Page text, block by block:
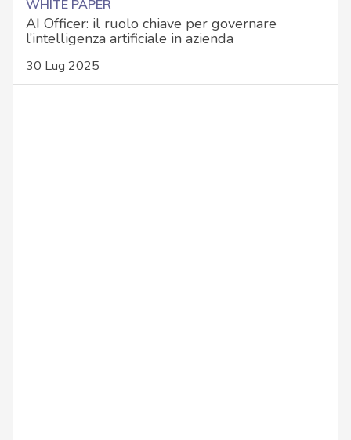
WHITE PAPER
AI Officer: il ruolo chiave per governare
l’intelligenza artificiale in azienda
30 Lug 2025